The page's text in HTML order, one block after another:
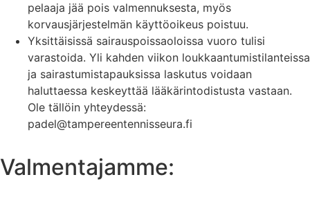
pelaaja jää pois valmennuksesta, myös
korvausjärjestelmän käyttöoikeus poistuu.
Yksittäisissä sairauspoissaoloissa vuoro tulisi
varastoida. Yli kahden viikon loukkaantumistilanteissa
ja sairastumistapauksissa laskutus voidaan
haluttaessa keskeyttää lääkärintodistusta vastaan.
Ole tällöin yhteydessä:
padel@tampereentennisseura.fi
Valmentajamme: